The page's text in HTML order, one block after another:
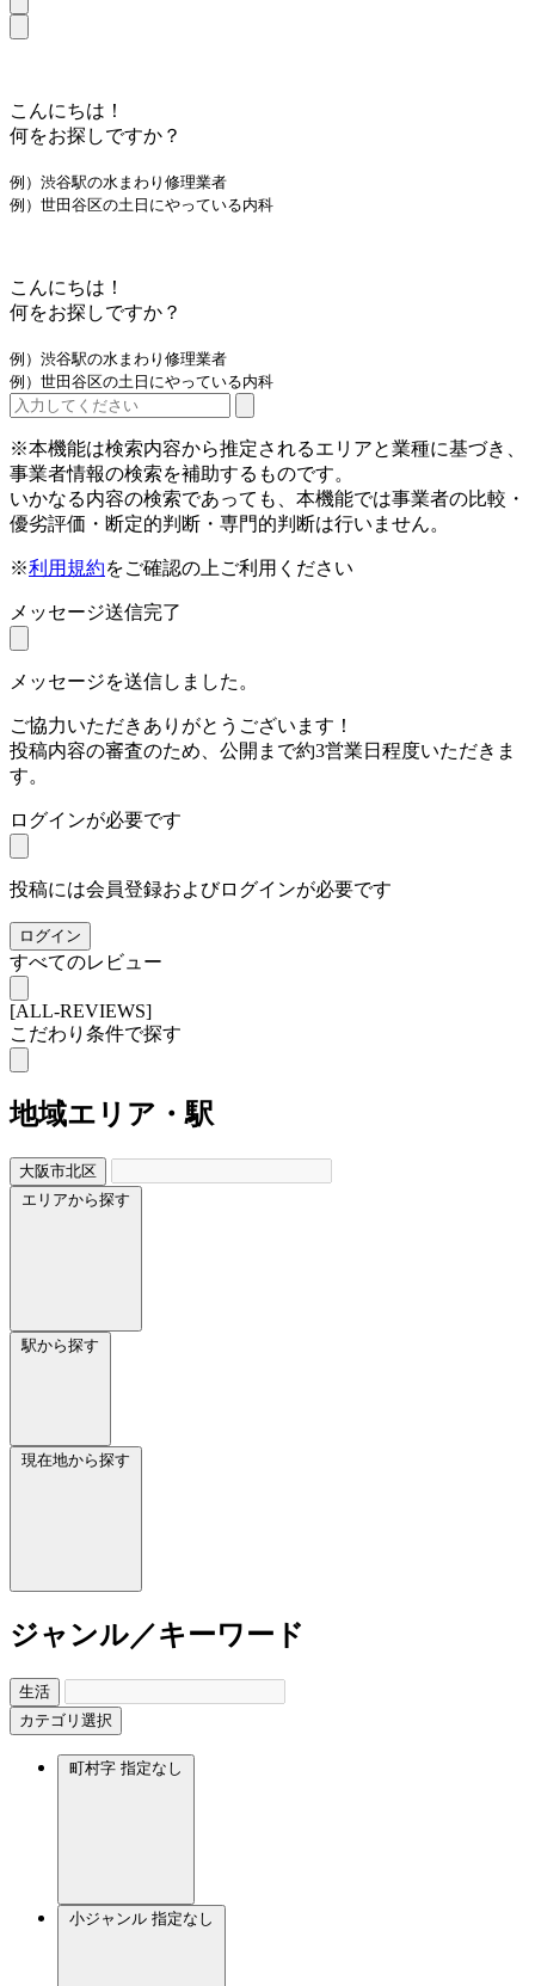
こんにちは！
何をお探しですか？
例）渋谷駅の水まわり修理業者
例）世田谷区の土日にやっている内科
こんにちは！
何をお探しですか？
例）渋谷駅の水まわり修理業者
例）世田谷区の土日にやっている内科
※本機能は検索内容から推定されるエリアと業種に基づき、
事業者情報の検索を補助するものです。
いかなる内容の検索であっても、本機能では事業者の比較・
優劣評価・断定的判断・専門的判断は行いません。
※利用規約をご確認の上ご利用ください
メッセージ送信完了
メッセージを送信しました。
ご協力いただきありがとうございます！
投稿内容の審査のため、公開まで約3営業日程度いただきま
す。
ログインが必要です
投稿には会員登録およびログインが必要です
ログイン
すべてのレビュー
[ALL-REVIEWS]
こだわり条件で探す
地域エリア・駅
大阪市北区
エリアから探す
駅から探す
現在地から探す
ジャンル／キーワード
生活
カテゴリ選択
町村字 指定なし
小ジャンル 指定なし